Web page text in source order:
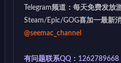
Telegram频道：每天免费发放
Steam/Epic/GOG喜加一最新
@seemac_channel
有问题联系QQ：1262789668